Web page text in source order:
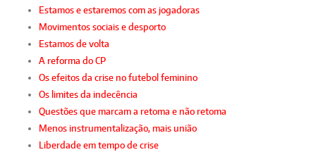
Estamos e estaremos com as jogadoras
Movimentos sociais e desporto
Estamos de volta
A reforma do CP
Os efeitos da crise no futebol feminino
Os limites da indecência
Questões que marcam a retoma e não retoma
Menos instrumentalização, mais união
Liberdade em tempo de crise